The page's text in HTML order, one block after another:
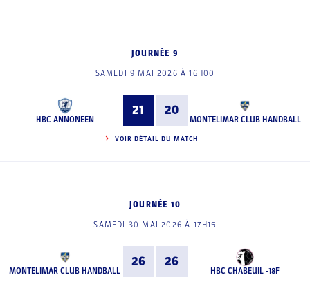
JOURNÉE 9
SAMEDI 9 MAI 2026 À 16H00
HBC ANNONEEN
21 20
MONTELIMAR CLUB HANDBALL
VOIR DÉTAIL DU MATCH
JOURNÉE 10
SAMEDI 30 MAI 2026 À 17H15
MONTELIMAR CLUB HANDBALL
26 26
HBC CHABEUIL -18F